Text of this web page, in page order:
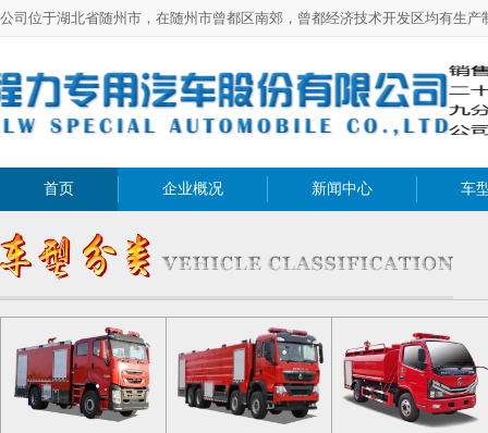
公司位于湖北省随州市，在随州市曾都区南郊，曾都经济技术开发区均有生产
首页 企业概况 新闻中心 车